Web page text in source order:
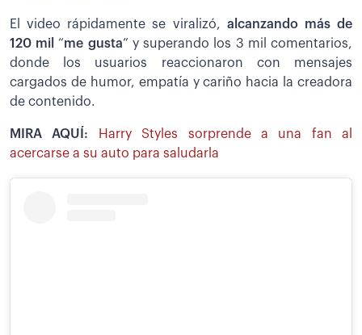
El video rápidamente se viralizó, alcanzando más de
120 mil
“me gusta” y superando los 3 mil comentarios,
donde los usuarios reaccionaron con mensajes
cargados de humor, empatía y cariño hacia la creadora
de contenido.
MIRA AQUÍ:
Harry Styles sorprende a una fan al
acercarse a su auto para saludarla